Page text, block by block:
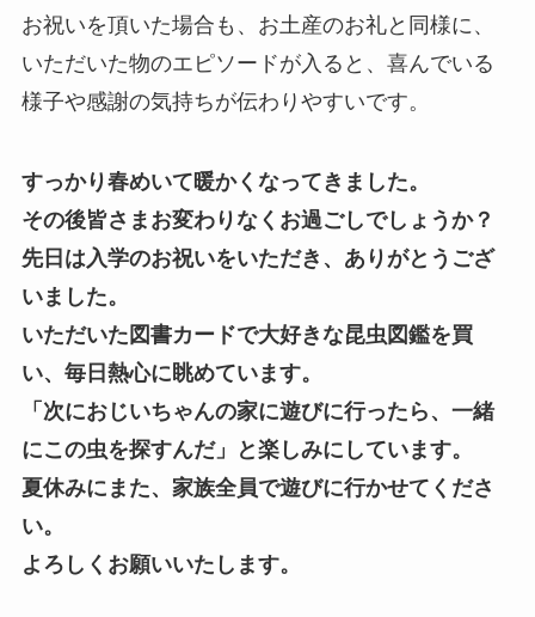
お祝いを頂いた場合も、お土産のお礼と同様に、
いただいた物のエピソードが入ると、喜んでいる
様子や感謝の気持ちが伝わりやすいです。
すっかり春めいて暖かくなってきました。
その後皆さまお変わりなくお過ごしでしょうか？
先日は入学のお祝いをいただき、ありがとうござ
いました。
いただいた図書カードで大好きな昆虫図鑑を買
い、毎日熱心に眺めています。
「次におじいちゃんの家に遊びに行ったら、一緒
にこの虫を探すんだ」と楽しみにしています。
夏休みにまた、家族全員で遊びに行かせてくださ
い。
よろしくお願いいたします。